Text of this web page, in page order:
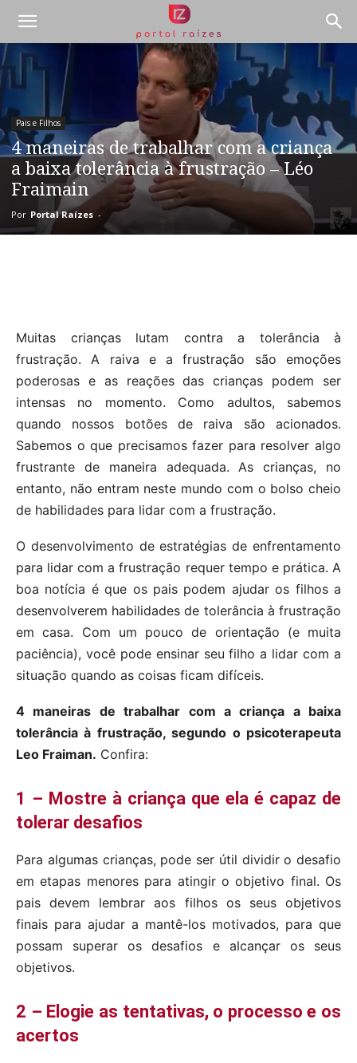
Pais e Filhos
4 maneiras de trabalhar com a criança
a baixa tolerância à frustração – Léo
Fraimain
Por Portal Raízes -
Muitas crianças lutam contra a tolerância à
frustração. A raiva e a frustração são emoções
poderosas e as reações das crianças podem ser
intensas no momento. Como adultos, sabemos
quando nossos botões de raiva são acionados.
Sabemos o que precisamos fazer para resolver algo
frustrante de maneira adequada. As crianças, no
entanto, não entram neste mundo com o bolso cheio
de habilidades para lidar com a frustração.
O desenvolvimento de estratégias de enfrentamento
para lidar com a frustração requer tempo e prática. A
boa notícia é que os pais podem ajudar os filhos a
desenvolverem habilidades de tolerância à frustração
em casa. Com um pouco de orientação (e muita
paciência), você pode ensinar seu filho a lidar com a
situação quando as coisas ficam difíceis.
4 maneiras de trabalhar com a criança a baixa
tolerância à frustração, segundo o psicoterapeuta
Leo Fraiman. Confira:
1 – Mostre à criança que ela é capaz de
tolerar desafios
Para algumas crianças, pode ser útil dividir o desafio
em etapas menores para atingir o objetivo final. Os
pais devem lembrar aos filhos os seus objetivos
finais para ajudar a mantê-los motivados, para que
possam superar os desafios e alcançar os seus
objetivos.
2 – Elogie as tentativas, o processo e os
acertos